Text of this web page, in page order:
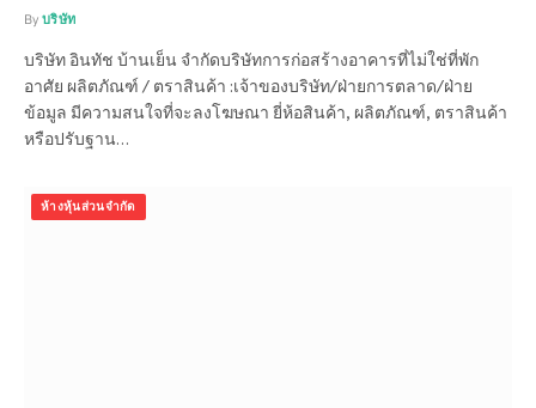
By บริษัท
บริษัท อินทัช บ้านเย็น จำกัดบริษัทการก่อสร้างอาคารที่ไม่ใช่ที่พัก
อาศัย ผลิตภัณฑ์ / ตราสินค้า :เจ้าของบริษัท/ฝ่ายการตลาด/ฝ่าย
ข้อมูล มีความสนใจที่จะลงโฆษณา ยี่ห้อสินค้า, ผลิตภัณฑ์, ตราสินค้า
หรือปรับฐาน…
ห้างหุ้นส่วนจำกัด